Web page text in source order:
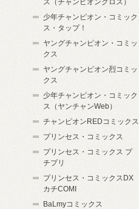
ス（チャンピオンクロス）
少年チャンピオン・コミック
ス・タップ！
ヤングチャンピオン・コミッ
クス
ヤングチャンピオン烈コミッ
クス
少年チャンピオン・コミック
ス（ヤンチャンWeb）
チャンピオンREDコミックス
プリンセス・コミックス
プリンセス・コミックス プ
チプリ
プリンセス・コミックスDX
カチCOMI
BaLmyコミックス